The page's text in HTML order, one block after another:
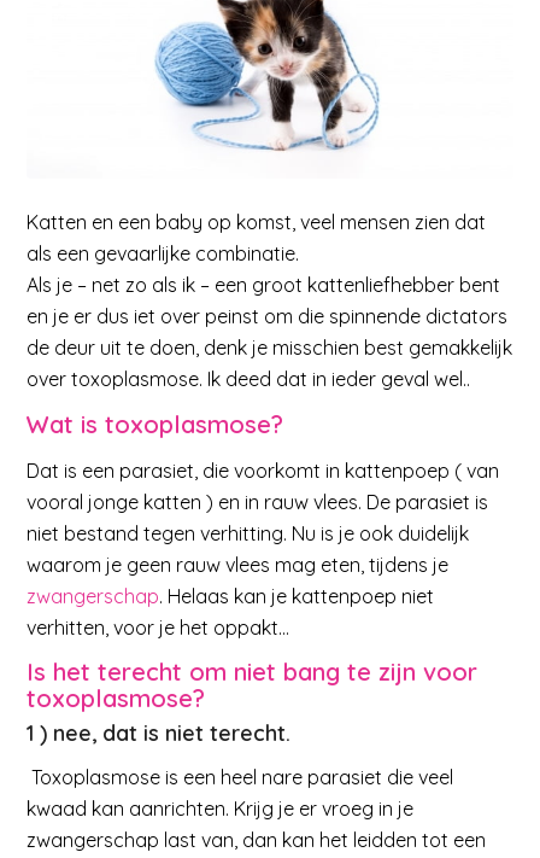
Katten en een baby op komst, veel mensen zien dat
als een gevaarlijke combinatie.
Als je – net zo als ik – een groot kattenliefhebber bent
en je er dus iet over peinst om die spinnende dictators
de deur uit te doen, denk je misschien best gemakkelijk
over toxoplasmose. Ik deed dat in ieder geval wel..
Wat is toxoplasmose?
Dat is een parasiet, die voorkomt in kattenpoep ( van
vooral jonge katten ) en in rauw vlees. De parasiet is
niet bestand tegen verhitting. Nu is je ook duidelijk
waarom je geen rauw vlees mag eten, tijdens je
zwangerschap. Helaas kan je kattenpoep niet
verhitten, voor je het oppakt…
Is het terecht om niet bang te zijn voor
toxoplasmose?
1 ) nee, dat is niet terecht.
Toxoplasmose is een heel nare parasiet die veel
kwaad kan aanrichten. Krijg je er vroeg in je
zwangerschap last van, dan kan het leidden tot een